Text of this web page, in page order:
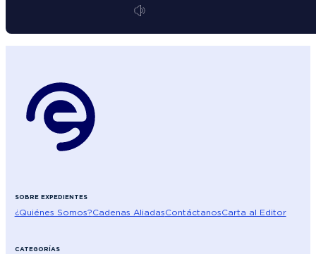
SOBRE EXPEDIENTES
¿Quiénes Somos?Cadenas AliadasContáctanosCarta al Editor
CATEGORÍAS